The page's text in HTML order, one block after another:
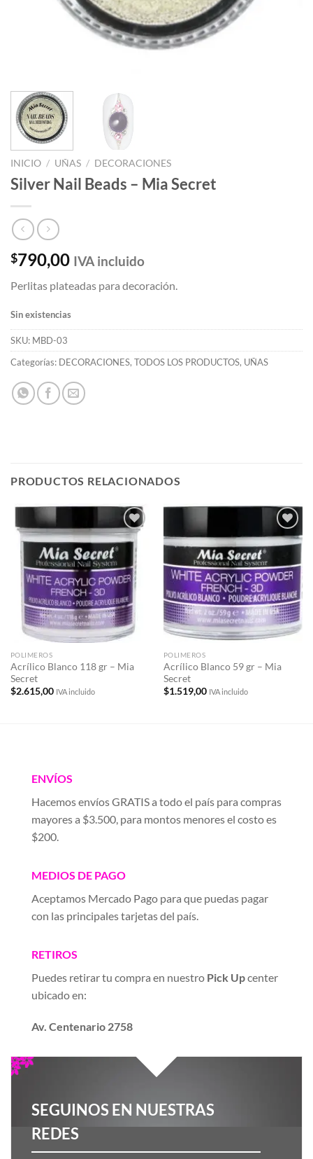
INICIO / UÑAS / DECORACIONES
Silver Nail Beads – Mia Secret
$790,00 IVA incluido
Perlitas plateadas para decoración.
Sin existencias
SKU: MBD-03
Categorías: DECORACIONES, TODOS LOS PRODUCTOS, UÑAS
PRODUCTOS RELACIONADOS
Añadir
a la
lista de
deseos
POLIMEROS
Acrílico Blanco 118 gr – Mia
Secret
$2.615,00 IVA incluido
Añadir
a la
deseos
POLIMEROS
Acrílico Blanco 59 gr – Mia
Secret
$1.519,00 IVA incluido
ENVÍOS
Hacemos envíos GRATIS a todo el país para compras
mayores a $3.500, para montos menores el costo es
$200.
MEDIOS DE PAGO
Aceptamos Mercado Pago para que puedas pagar
con las principales tarjetas del país.
RETIROS
Puedes retirar tu compra en nuestro Pick Upcenter
ubicado en:
Av. Centenario 2758
SEGUINOS EN NUESTRAS
REDES